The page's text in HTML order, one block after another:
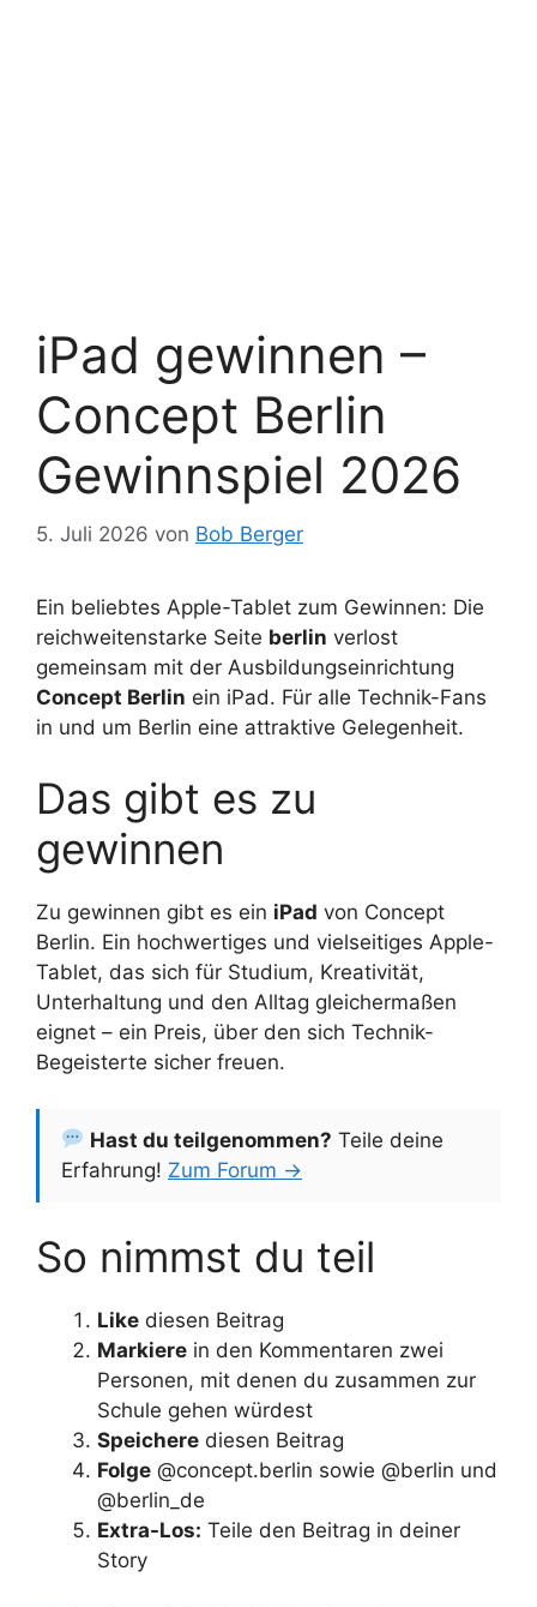
iPad gewinnen –
Concept Berlin
Gewinnspiel 2026
5. Juli 2026 von Bob Berger
Ein beliebtes Apple-Tablet zum Gewinnen: Die
reichweitenstarke Seite berlin verlost
gemeinsam mit der Ausbildungseinrichtung
Concept Berlin ein iPad. Für alle Technik-Fans
in und um Berlin eine attraktive Gelegenheit.
Das gibt es zu
gewinnen
Zu gewinnen gibt es ein iPad von Concept
Berlin. Ein hochwertiges und vielseitiges Apple-
Tablet, das sich für Studium, Kreativität,
Unterhaltung und den Alltag gleichermaßen
eignet – ein Preis, über den sich Technik-
Begeisterte sicher freuen.
Hast du teilgenommen? Teile deine
Erfahrung! Zum Forum →
So nimmst du teil
Like diesen Beitrag
Markiere in den Kommentaren zwei
Personen, mit denen du zusammen zur
Schule gehen würdest
Speichere diesen Beitrag
Folge @concept.berlin sowie @berlin und
@berlin_de
Extra-Los: Teile den Beitrag in deiner
Story